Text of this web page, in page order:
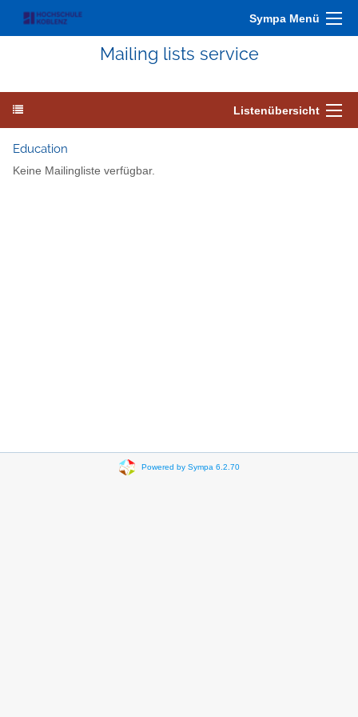
Sympa Menü
Mailing lists service
Listenübersicht
Education
Keine Mailingliste verfügbar.
Powered by Sympa 6.2.70